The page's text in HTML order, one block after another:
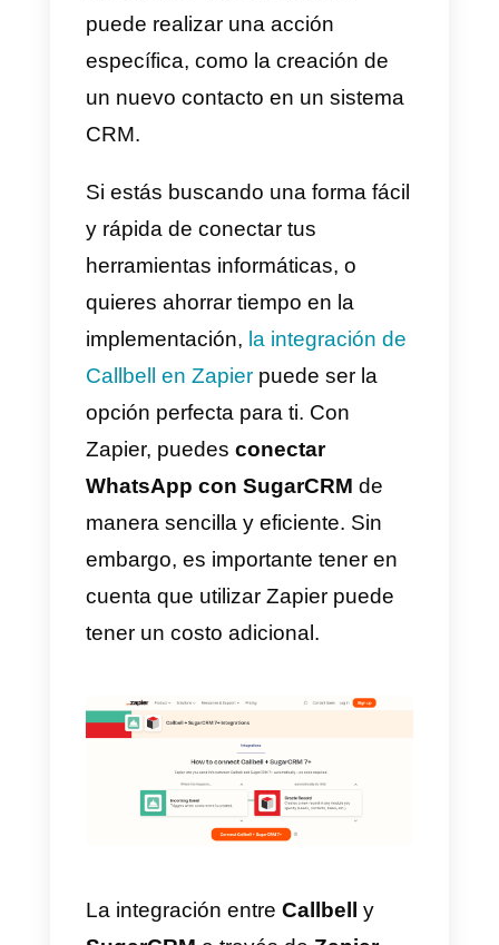
de WhatsAppgenerados en
Callbellcon lasección de
Cómo integrar WhatsApp
a SugarCRM con Zapier –
es una plataforma de
automatización que conecta
diferentes aplicaciones web.
” que son reglas